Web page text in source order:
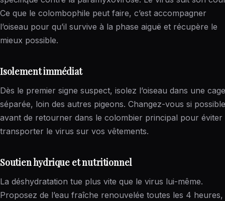
Ce que le colombophile peut faire, c’est accompagner
l’oiseau pour qu’il survive à la phase aiguë et récupère le
mieux possible.
Isolement immédiat
Dès le premier signe suspect, isolez l’oiseau dans une cage
séparée, loin des autres pigeons. Changez-vous si possible
avant de retourner dans le colombier principal pour éviter
transporter le virus sur vos vêtements.
Soutien hydrique et nutritionnel
La déshydratation tue plus vite que le virus lui-même.
Proposez de l’eau fraîche renouvelée toutes les 4 heures,